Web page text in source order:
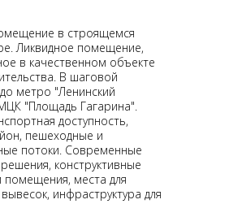
в строящемся
Ликвидное помещение,
в качественном объекте
В шаговой
метро "Ленинский
"Площадь Гагарина".
доступность,
пешеходные и
потоки. Современные
конструктивные
помещения, места для
инфраструктура для